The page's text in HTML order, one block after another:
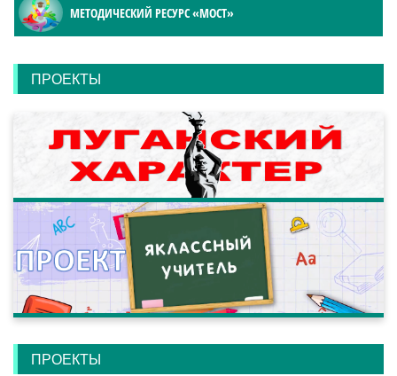
МЕТОДИЧЕСКИЙ РЕСУРС «МОСТ»
ПРОЕКТЫ
ПРОЕКТЫ